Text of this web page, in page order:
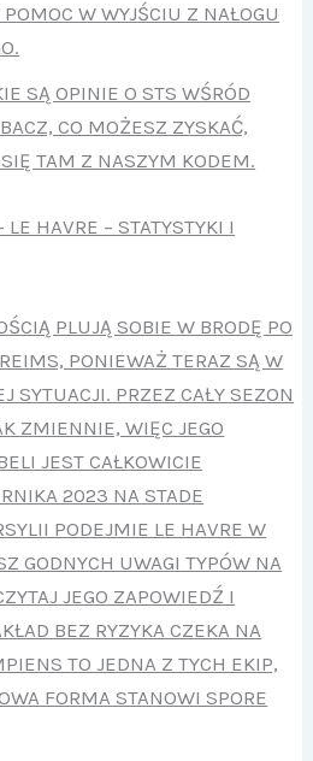
W WYJŚCIU Z NAŁOGU
SĄ OPINIE O STS WŚRÓD
CO MOŻESZ ZYSKAĆ,
TAM Z NASZYM KODEM.
HAVRE – STATYSTYKI I
PLUJĄ SOBIE W BRODĘ PO
PONIEWAŻ TERAZ SĄ W
SYTUACJI. PRZEZ CAŁY SEZON
ZMIENNIE, WIĘC JEGO
JEST CAŁKOWICIE
2023 NA STADE
PODEJMIE LE HAVRE W
GODNYCH UWAGI TYPÓW NA
JEGO ZAPOWIEDŹ I
BEZ RYZYKA CZEKA NA
TO JEDNA Z TYCH EKIP,
FORMA STANOWI SPORE